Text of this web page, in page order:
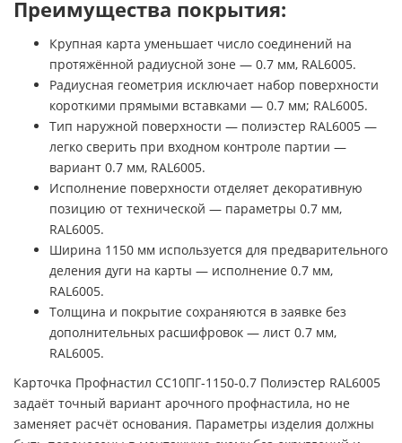
Преимущества покрытия:
Крупная карта уменьшает число соединений на
протяжённой радиусной зоне — 0.7 мм, RAL6005.
Радиусная геометрия исключает набор поверхности
короткими прямыми вставками — 0.7 мм; RAL6005.
Тип наружной поверхности — полиэстер RAL6005 —
легко сверить при входном контроле партии —
вариант 0.7 мм, RAL6005.
Исполнение поверхности отделяет декоративную
позицию от технической — параметры 0.7 мм,
RAL6005.
Ширина 1150 мм используется для предварительного
деления дуги на карты — исполнение 0.7 мм,
RAL6005.
Толщина и покрытие сохраняются в заявке без
дополнительных расшифровок — лист 0.7 мм,
RAL6005.
Карточка Профнастил СС10ПГ-1150-0.7 Полиэстер RAL6005
задаёт точный вариант арочного профнастила, но не
заменяет расчёт основания. Параметры изделия должны